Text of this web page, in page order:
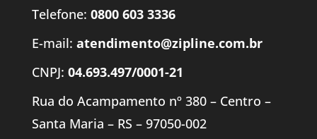
Telefone: 0800 603 3336
E-mail: atendimento@zipline.com.br
CNPJ: 04.693.497/0001-21
Rua do Acampamento nº 380 – Centro –
Santa Maria – RS – 97050-002